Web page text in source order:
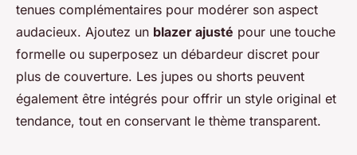
tenues complémentaires pour modérer son aspect
audacieux. Ajoutez un blazer ajusté pour une touche
formelle ou superposez un débardeur discret pour
plus de couverture. Les jupes ou shorts peuvent
également être intégrés pour offrir un style original et
tendance, tout en conservant le thème transparent.